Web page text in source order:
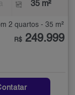
35 m²
2 quartos - 35 m²
R$ 249.999